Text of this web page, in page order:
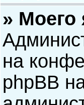
» Моего
на
phpBB